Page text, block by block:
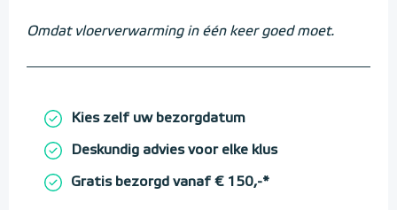
Omdat vloerverwarming in één keer goed moet.
Kies zelf uw bezorgdatum
Deskundig advies voor elke klus
Gratis bezorgd vanaf € 150,-*